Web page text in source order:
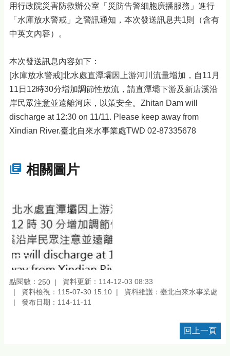
用行政院災害防救辦公室「災防告警細胞廣播服務」進行
「水庫放水警戒」之警訊通知，本次發送訊息共1則（含有
中英文內容）。
本次發送訊息內容如下：
[水庫放水警戒]北水處直潭壩因上游河川流量增加，自11月
11日12時30分增加調節性放流，請直潭壩下游及新店溪沿
岸民眾注意並遠離河床，以策安全。Zhitan Dam will
discharge at 12:30 on 11/11. Please keep away from
Xindian River.臺北自來水事業處TWD 02-87335678
相關圖片
點閱數： 250
資料更新：114-12-03 08:33
資料檢視：115-07-30 15:10
資料維護：臺北自來水事業處
發布日期：114-11-11
回上一頁